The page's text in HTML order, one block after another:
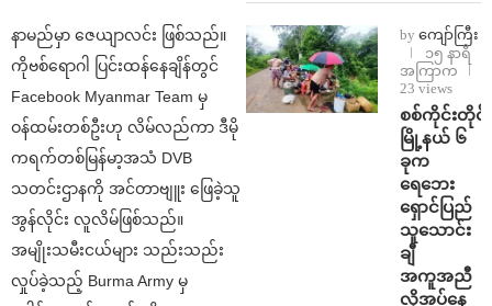
နာမည်မှာ ဇေယျာလင်း ဖြစ်သည်။
ကိုဗစ်ရောဂါ ပြင်းထန်နေချိန်တွင်
Facebook Myanmar Team မှ
ဝန်ထမ်းတစ်ဦးဟု လိမ်လည်ကာ ဒီမို
ကရက်တစ်မြန်မာ့အသံ DVB
သတင်းဌာနကို အင်တာဗျူး ဖြေခဲ့သူ
အွန်လိုင်း လူလိမ်ဖြစ်သည်။
အမျိုးသမီးငယ်များ သည်းသည်း
လှုပ်ခဲ့သည့် Burma Army မှ
by ကျော်ကြီး
၁၅ နာရီ
အကြာက
23 views
စစ်ကိုင်းတိုင်း
မြို့နယ် ၆
ခုက
ရေဘေး
ရှောင်ပြည်
သူသောင်း
ချီ
အကူအညီ
လိုအပ်နေ